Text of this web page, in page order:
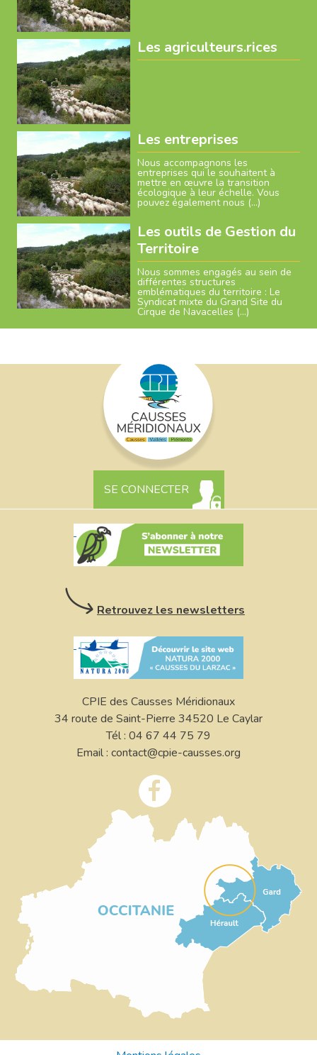
Les agriculteurs.rices
Les entreprises
Nous accompagnons les
entreprises qui le souhaitent à
mettre en œuvre la transition
écologique à leur échelle. Vous
pouvez également nous (…)
Les outils de Gestion du
Territoire
Nous sommes engagés au sein de
différentes structures
emblématiques du territoire : Le
Syndicat mixte du Grand Site du
Cirque de Navacelles (…)
SE CONNECTER
Retrouvez les newsletters
CPIE des Causses Méridionaux
34 route de Saint-Pierre 34520 Le Caylar
Tél : 04 67 44 75 79
Email : contact@cpie-causses.org